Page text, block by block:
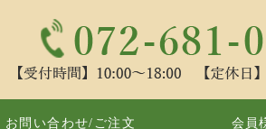
チ種バニラビーンズ
お問い合わせ/ご注文 会員